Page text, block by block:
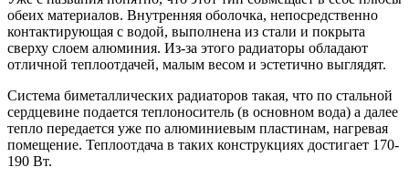
обеих материалов. Внутренняя оболочка, непосредственно
контактирующая с водой, выполнена из стали и покрыта
сверху слоем алюминия. Из-за этого радиаторы обладают
отличной теплоотдачей, малым весом и эстетично выглядят.
Система биметаллических радиаторов такая, что по стальной
сердцевине подается теплоноситель (в основном вода) а далее
тепло передается уже по алюминиевым пластинам, нагревая
помещение. Теплоотдача в таких конструкциях достигает 170-
190 Вт.